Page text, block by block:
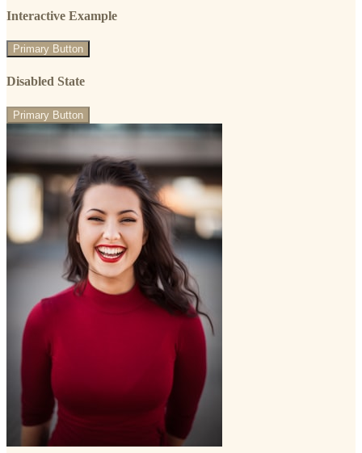
Interactive Example
Primary Button
Disabled State
Primary Button